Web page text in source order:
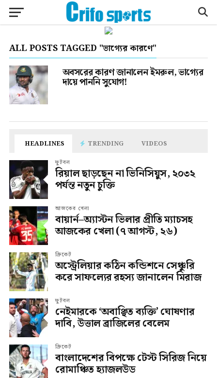
ALL POSTS TAGGED "ভাগ্যের কারণে"
অবসরের কারণ জানালেন ইমরুল, ভাগ্যের
দায়ে পাননি সুযোগ!
HEADLINES TRENDING VIDEOS
ফুটবল
রিয়াল ছাড়ছেন না ভিনিসিয়ুস, ২০৩২
পর্যন্ত নতুন চুক্তি
আজকের খেলা
বায়ার্ন–অ্যাস্টন ভিলার প্রীতি ম্যাচসহ
আজকের খেলা (৭ আগস্ট, ২৬)
ক্রিকেট
অস্ট্রেলিয়ার কঠিন কন্ডিশনে সেঞ্চুরি
করে সাফল্যের রহস্য জানালেন মিরাজ
ফুটবল
নেইমারকে ‘অবাঞ্ছিত ব্যক্তি’ ঘোষণার
দাবি, উত্তাল ব্রাজিলের বেলেম
ক্রিকেট
বাংলাদেশের বিপক্ষে টেস্ট সিরিজ নিয়ে
রোমাঞ্চিত হ্যাজলউড